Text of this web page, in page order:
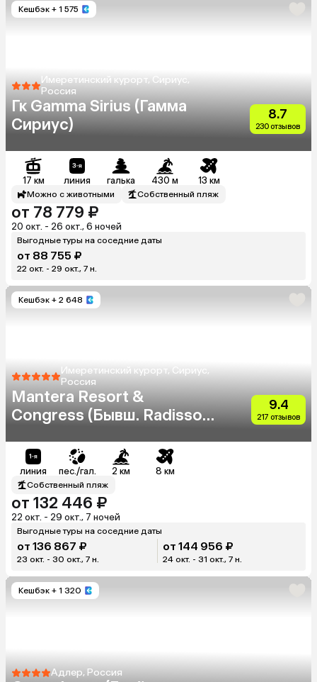
Кешбэк + 1 575
Имеретинский курорт, Сириус,
Россия
Гк Gamma Sirius (Гамма
Сириус)
8.7
230 отзывов
17 км линия галька 430 м 13 км
Можно с животными Собственный пляж
от 78 779 ₽
20 окт. - 26 окт., 6 ночей
Выгодные туры на соседние даты
от 88 755 ₽
22 окт. - 29 окт., 7 н.
Кешбэк + 2 648
Имеретинский курорт, Сириус,
Россия
Mantera Resort &
Congress (Бывш. Radisson
Centre)
9.4
217 отзывов
линия пес./гал. 2 км 8 км
Собственный пляж
от 132 446 ₽
22 окт. - 29 окт., 7 ночей
Выгодные туры на соседние даты
от 136 867 ₽
23 окт. - 30 окт., 7 н.
от 144 956 ₽
24 окт. - 31 окт., 7 н.
Кешбэк + 1 320
Адлер, Россия